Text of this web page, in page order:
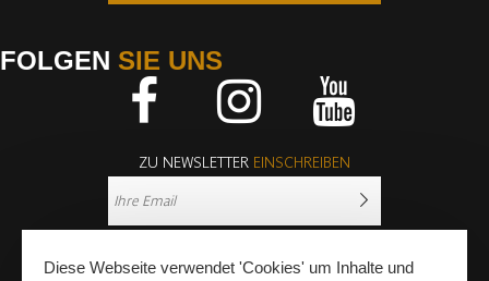
FOLGEN SIE UNS
ZU NEWSLETTER EINSCHREIBEN
Diese Webseite verwendet 'Cookies' um Inhalte und